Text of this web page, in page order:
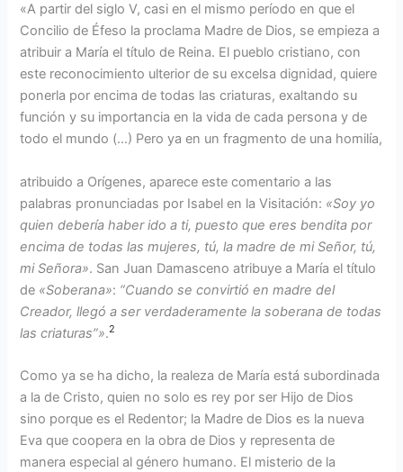
«A partir del siglo V, casi en el mismo período en que el
Concilio de Éfeso la proclama Madre de Dios, se empieza a
atribuir a María el título de Reina. El pueblo cristiano, con
este reconocimiento ulterior de su excelsa dignidad, quiere
ponerla por encima de todas las criaturas, exaltando su
función y su importancia en la vida de cada persona y de
todo el mundo (…) Pero ya en un fragmento de una homilía,
atribuido a Orígenes, aparece este comentario a las
palabras pronunciadas por Isabel en la Visitación: «Soy yo
quien debería haber ido a ti, puesto que eres bendita por
encima de todas las mujeres, tú, la madre de mi Señor, tú,
mi Señora». San Juan Damasceno atribuye a María el título
de «Soberana»: “Cuando se convirtió en madre del
Creador, llegó a ser verdaderamente la soberana de todas
las criaturas”».2
Como ya se ha dicho, la realeza de María está subordinada
a la de Cristo, quien no solo es rey por ser Hijo de Dios
sino porque es el Redentor; la Madre de Dios es la nueva
Eva que coopera en la obra de Dios y representa de
manera especial al género humano. El misterio de la